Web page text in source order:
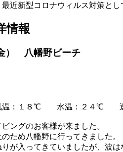
近新型コロナウィルス対策と
情報
） 八幡野ビーチ
温：１８℃ 水温：２４℃ 透
ングのお客様が来ました。
ため八幡野に行ってきました。
が入ってきていましたが、波